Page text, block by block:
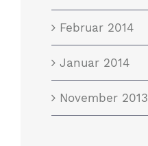
Februar 2014
Januar 2014
November 2013